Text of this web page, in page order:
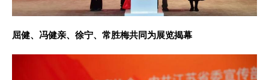
屈健、冯健亲、徐宁、常胜梅共同为展览揭幕